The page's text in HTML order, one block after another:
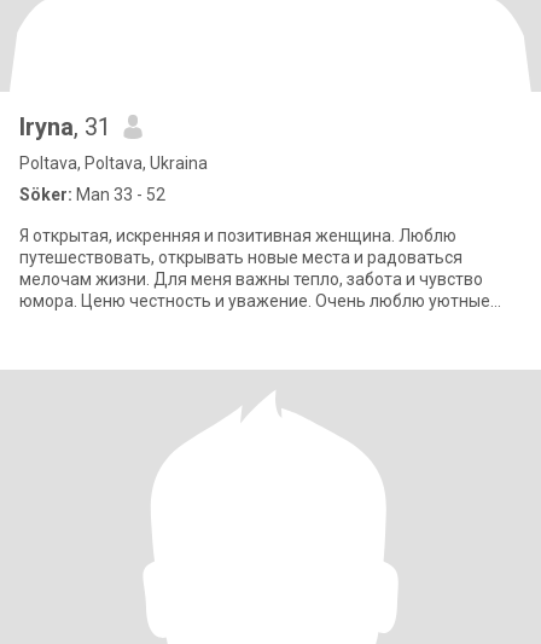
Iryna, 31
Poltava, Poltava, Ukraina
Söker: Man 33 - 52
Я открытая, искренняя и позитивная женщина. Люблю
путешествовать, открывать новые места и радоваться
мелочам жизни. Для меня важны тепло, забота и чувство
юмора. Ценю честность и уважение. Очень люблю уютные